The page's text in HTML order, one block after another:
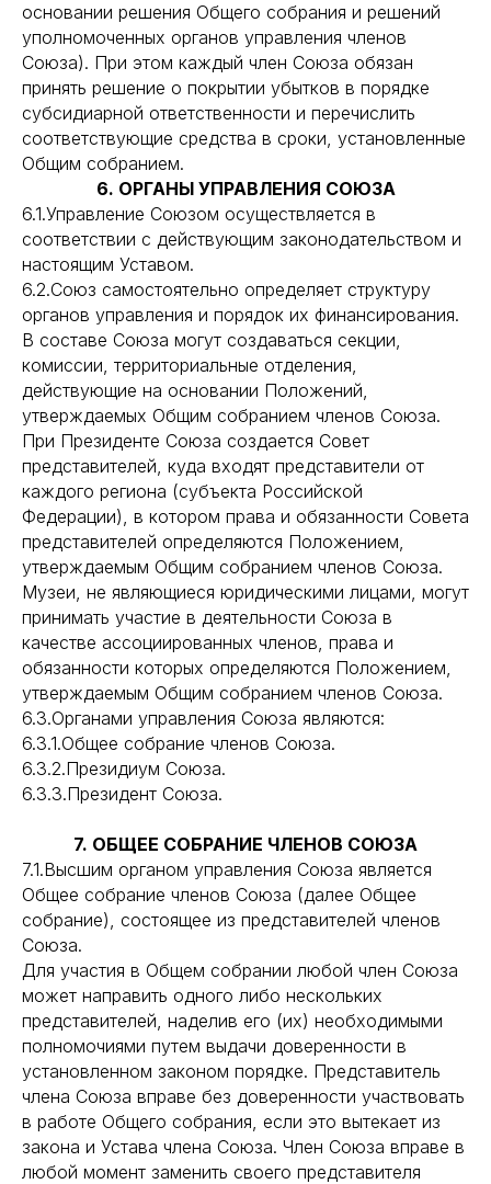
основании решения Общего собрания и решений
уполномоченных органов управления членов
Союза). При этом каждый член Союза обязан
принять решение о покрытии убытков в порядке
субсидиарной ответственности и перечислить
соответствующие средства в сроки, установленные
Общим собранием.
6. ОРГАНЫ УПРАВЛЕНИЯ СОЮЗА
6.1.Управление Союзом осуществляется в
соответствии с действующим законодательством и
настоящим Уставом.
6.2.Союз самостоятельно определяет структуру
органов управления и порядок их финансирования.
В составе Союза могут создаваться секции,
комиссии, территориальные отделения,
действующие на основании Положений,
утверждаемых Общим собранием членов Союза.
При Президенте Союза создается Совет
представителей, куда входят представители от
каждого региона (субъекта Российской
Федерации), в котором права и обязанности Совета
представителей определяются Положением,
утверждаемым Общим собранием членов Союза.
Музеи, не являющиеся юридическими лицами, могут
принимать участие в деятельности Союза в
качестве ассоциированных членов, права и
обязанности которых определяются Положением,
утверждаемым Общим собранием членов Союза.
6.3.Органами управления Союза являются:
6.3.1.Общее собрание членов Союза.
6.3.2.Президиум Союза.
6.3.3.Президент Союза.
7. ОБЩЕЕ СОБРАНИЕ ЧЛЕНОВ СОЮЗА
7.1.Высшим органом управления Союза является
Общее собрание членов Союза (далее Общее
собрание), состоящее из представителей членов
Союза.
Для участия в Общем собрании любой член Союза
может направить одного либо нескольких
представителей, наделив его (их) необходимыми
полномочиями путем выдачи доверенности в
установленном законом порядке. Представитель
члена Союза вправе без доверенности участвовать
в работе Общего собрания, если это вытекает из
закона и Устава члена Союза. Член Союза вправе в
любой момент заменить своего представителя